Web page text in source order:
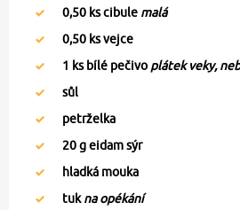
0,50 ks cibule malá
0,50 ks vejce
1 ks bílé pečivo plátek veky,
sůl
petrželka
20g eidam sýr
hladká mouka
tukna opékání